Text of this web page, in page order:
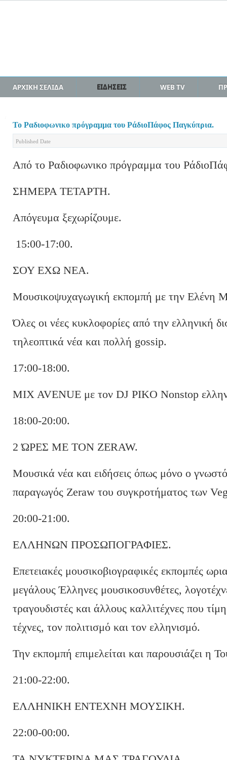
ΑΡΧΙΚΗ ΣΕΛΙΔΑ ΕΙΔΗΣΕΙΣ WEB TV
Το Ραδιοφωνικο πρόγραμμα του ΡάδιοΠάφος Παγκύπρια.
Published Date
Από το Ραδιοφωνικο πρόγραμμα του
ΣΗΜΕΡΑ ΤΕΤΑΡΤΗ.
Απόγευμα ξεχωρίζουμε.
15:00-17:00.
ΣΟΥ ΕΧΩ ΝΕΑ.
Μουσικοψυχαγωγική εκπομπή με την Ελένη
Όλες οι νέες κυκλοφορίες από την ελληνική
τηλεοπτικά νέα και πολλή gossip.
17:00-18:00.
MIX AVENUE με τον DJ PIKO Nonstop
18:00-20:00.
2 ΏΡΕΣ ΜΕ ΤΟΝ ZERAW.
Μουσικά νέα και ειδήσεις όπως μόνο ο
παραγωγός Zeraw του συγκροτήματος των
20:00-21:00.
ΕΛΛΗΝΩΝ ΠΡΟΣΩΠΟΓΡΑΦΙΕΣ.
Επετειακές μουσικοβιογραφικές εκπομπές
μεγάλους Έλληνες μουσικοσυνθέτες,
τραγουδιστές και άλλους καλλιτέχνες που
τέχνες, τον πολιτισμό και τον ελληνισμό.
Την εκπομπή επιμελείται και παρουσιάζει η
21:00-22:00.
ΕΛΛΗΝΙΚΗ ΕΝΤΕΧΝΗ ΜΟΥΣΙΚΗ.
22:00-00:00.